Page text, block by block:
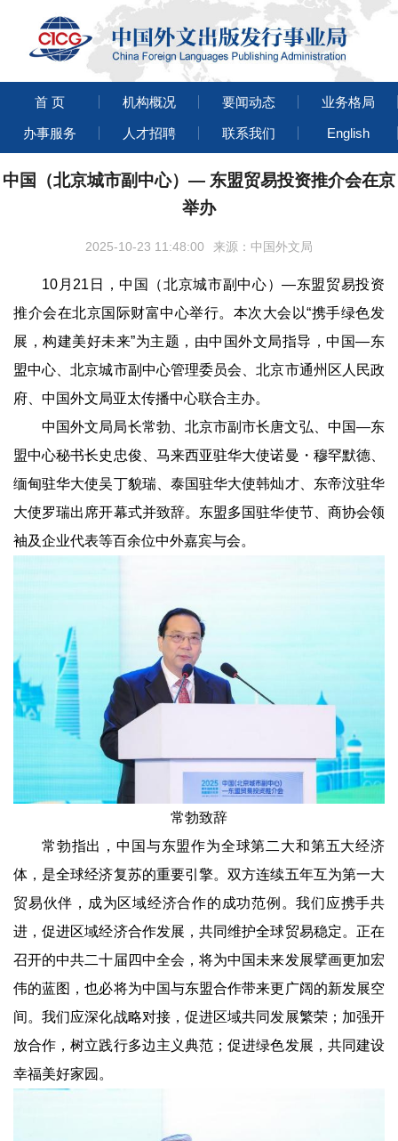
首 页 机构概况 要闻动态 业务格局
办事服务 人才招聘 联系我们 English
中国（北京城市副中心）— 东盟贸易投资推介会在京
举办
2025-10-23 11:48:00 来源：中国外文局
10月21日，中国（北京城市副中心）—东盟贸易投资
推介会在北京国际财富中心举行。本次大会以“携手绿色发
展，构建美好未来”为主题，由中国外文局指导，中国—东
盟中心、北京城市副中心管理委员会、北京市通州区人民政
府、中国外文局亚太传播中心联合主办。
中国外文局局长常勃、北京市副市长唐文弘、中国—东
盟中心秘书长史忠俊、马来西亚驻华大使诺曼・穆罕默德、
缅甸驻华大使吴丁貌瑞、泰国驻华大使韩灿才、东帝汶驻华
大使罗瑞出席开幕式并致辞。东盟多国驻华使节、商协会领
袖及企业代表等百余位中外嘉宾与会。
常勃致辞
常勃指出，中国与东盟作为全球第二大和第五大经济
体，是全球经济复苏的重要引擎。双方连续五年互为第一大
贸易伙伴，成为区域经济合作的成功范例。我们应携手共
进，促进区域经济合作发展，共同维护全球贸易稳定。正在
召开的中共二十届四中全会，将为中国未来发展擘画更加宏
伟的蓝图，也必将为中国与东盟合作带来更广阔的新发展空
间。我们应深化战略对接，促进区域共同发展繁荣；加强开
放合作，树立践行多边主义典范；促进绿色发展，共同建设
幸福美好家园。